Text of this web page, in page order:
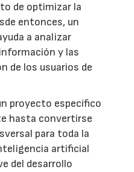
de optimizar la
entonces, un
a analizar
y las
de los usuarios de
proyecto específico
hasta convertirse
para toda la
artificial
del desarrollo